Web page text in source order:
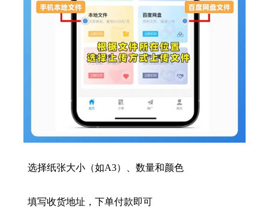
选择纸张大小（如A3）、数量和颜色
填写收货地址，下单付款即可